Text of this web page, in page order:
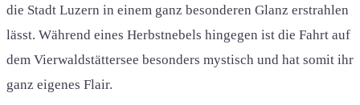
die Stadt Luzern in einem ganz besonderen Glanz erstrahlen
lässt. Während eines Herbstnebels hingegen ist die Fahrt auf
dem Vierwaldstättersee besonders mystisch und hat somit ihr
ganz eigenes Flair.